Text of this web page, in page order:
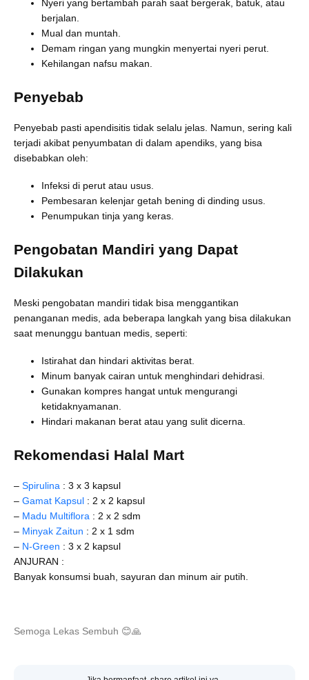
Nyeri yang bertambah parah saat bergerak, batuk, atau
berjalan.
Mual dan muntah.
Demam ringan yang mungkin menyertai nyeri perut.
Kehilangan nafsu makan.
Penyebab
Penyebab pasti apendisitis tidak selalu jelas. Namun, sering kali
terjadi akibat penyumbatan di dalam apendiks, yang bisa
disebabkan oleh:
Infeksi di perut atau usus.
Pembesaran kelenjar getah bening di dinding usus.
Penumpukan tinja yang keras.
Pengobatan Mandiri yang Dapat
Dilakukan
Meski pengobatan mandiri tidak bisa menggantikan
penanganan medis, ada beberapa langkah yang bisa dilakukan
saat menunggu bantuan medis, seperti:
Istirahat dan hindari aktivitas berat.
Minum banyak cairan untuk menghindari dehidrasi.
Gunakan kompres hangat untuk mengurangi
ketidaknyamanan.
Hindari makanan berat atau yang sulit dicerna.
Rekomendasi Halal Mart
– Spirulina : 3 x 3 kapsul
– Gamat Kapsul : 2 x 2 kapsul
– Madu Multiflora : 2 x 2 sdm
– Minyak Zaitun : 2 x 1 sdm
– N-Green : 3 x 2 kapsul
ANJURAN :
Banyak konsumsi buah, sayuran dan minum air putih.
Semoga Lekas Sembuh 😊🙏